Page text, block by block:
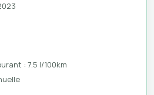
: 7.5 l/100km